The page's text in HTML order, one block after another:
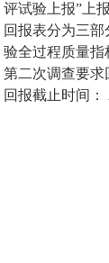
评试验上报”上
回报表分为三
验全过程质量指
第二次调查要求
回报截止时间：